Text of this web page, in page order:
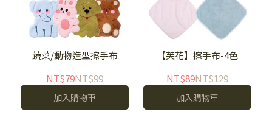
蔬菜/動物造型擦手布
NT$79NT$99
加入購物車
【芙花】擦手布-4色
NT$89NT$129
加入購物車